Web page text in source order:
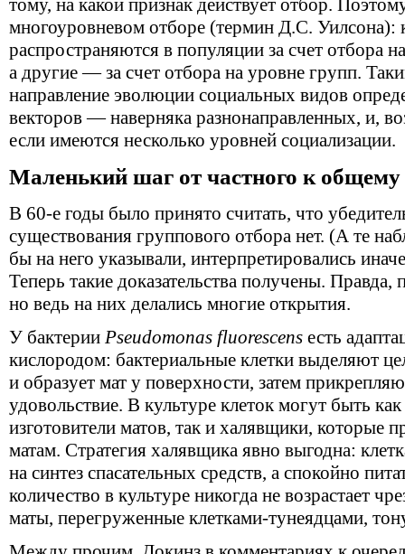
тому, на какой признак действует отбор.
многоуровневом отборе (термин Д.С. Уилсона):
распространяются в популяции за счет отбора
а другие — за счет отбора на уровне групп.
направление эволюции социальных видов
векторов — наверняка разнонаправленных, и,
если имеются несколько уровней социализации.
Маленький шаг от частного к общему
В 60-е годы было принято считать, что
существования группового отбора нет. (А те
бы на него указывали, интерпретировались
Теперь такие доказательства получены.
но ведь на них делались многие открытия.
У бактерии Pseudomonas fluorescens есть
кислородом: бактериальные клетки выделяют
и образует мат у поверхности, затем
удовольствие. В культуре клеток могут быть
изготовители матов, так и халявщики, которые
матам. Стратегия халявщика явно выгодна:
на синтез спасательных средств, а спокойно
количество в культуре никогда не возрастает
маты, перегруженные клетками-тунеядцами,